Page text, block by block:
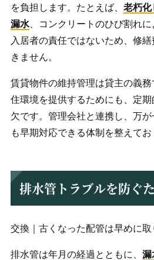
を負担します。たとえば、 老朽化
漏水、コンクリートのひび割れに
入居者の責任ではないため、修
きません。
賃貸物件の維持管理は貸主の義
住環境を提供するためにも、定
欠です。管理会社と連携し、万
も早期対応できる体制を整えてお
排水管トラブルを防ぐ
交換｜古くなった配管は早めに取
排水管は年月の経過とともに、 漏